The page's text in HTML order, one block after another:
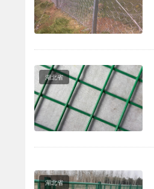
湖北省
湖北省